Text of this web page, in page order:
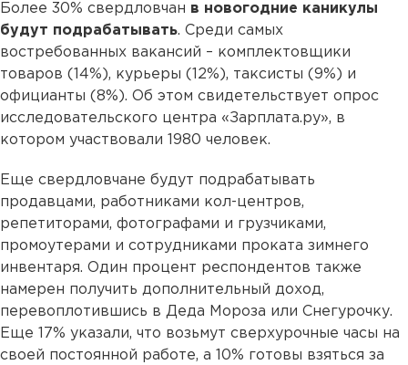
Более 30% свердловчан в новогодние каникулы
будут подрабатывать. Среди самых
востребованных вакансий – комплектовщики
товаров (14%), курьеры (12%), таксисты (9%) и
официанты (8%). Об этом свидетельствует опрос
исследовательского центра «Зарплата.ру», в
котором участвовали 1980 человек.
Еще свердловчане будут подрабатывать
продавцами, работниками кол-центров,
репетиторами, фотографами и грузчиками,
промоутерами и сотрудниками проката зимнего
инвентаря. Один процент респондентов также
намерен получить дополнительный доход,
перевоплотившись в Деда Мороза или Снегурочку.
Еще 17% указали, что возьмут сверхурочные часы на
своей постоянной работе, а 10% готовы взяться за